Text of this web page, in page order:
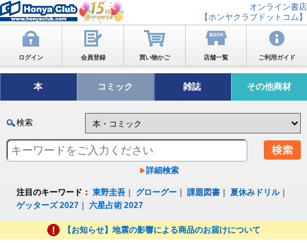
オンライン書店
【ホンヤクラブドットコム】
ログイン 会員登録 買い物かご 店舗一覧 ご利用ガイド
本 コミック 雑誌 その他商材
検索
詳細検索
注目のキーワード： 東野圭吾 グローグー ｜課題図書 ｜夏休みドリル｜
ゲッターズ 2027 ｜六星占術 2027
【お知らせ】地震の影響による商品のお届けについて